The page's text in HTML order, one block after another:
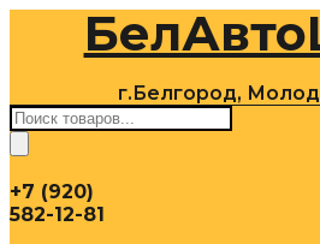
содержимому
г.Белгород,
Поиск
товаров
+7 (920)
582-12-81